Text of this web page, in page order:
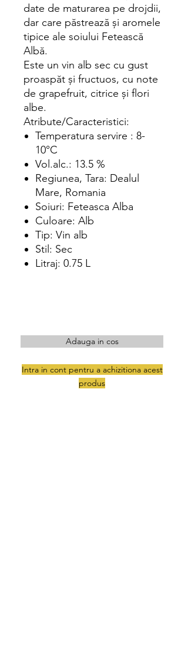
date de maturarea pe drojdii,
dar care păstrează și aromele
tipice ale soiului Fetească
Albă.
Este un vin alb sec cu gust
proaspăt și fructuos, cu note
de grapefruit, citrice și flori
albe.
Atribute/Caracteristici:
Temperatura servire : 8-
10°C
Vol.alc.: 13.5 %
Regiunea, Tara: Dealul
Mare, Romania
Soiuri: Feteasca Alba
Culoare: Alb
Tip: Vin alb
Stil: Sec
Litraj: 0.75 L
Adauga in cos
Intra in cont pentru a achizitiona acest
produs